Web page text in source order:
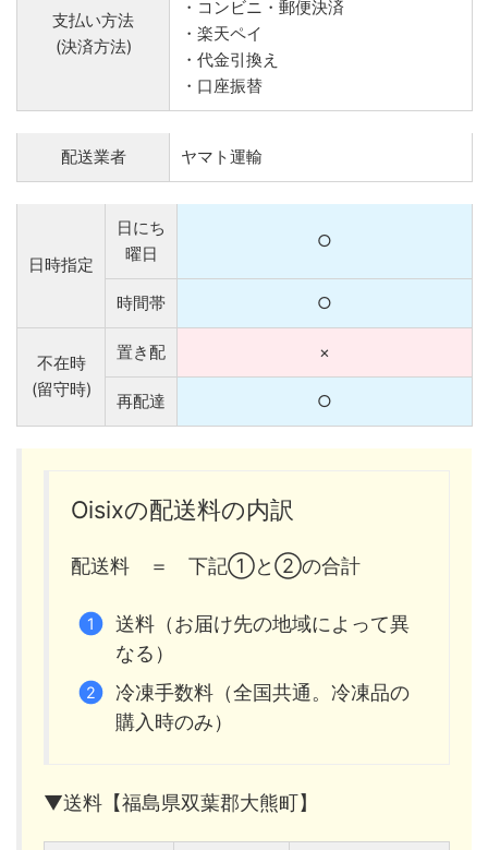
支払い方法
(決済方法)
・コンビニ・郵便決済
・楽天ペイ
・代金引換え
・口座振替
配送業者 ヤマト運輸
日時指定
日にち
曜日
○
時間帯 ○
不在時
(留守時)
置き配 ×
再配達 ○
Oisixの配送料の内訳
配送料 ＝ 下記①と②の合計
送料（お届け先の地域によって異
なる）
冷凍手数料（全国共通。冷凍品の
購入時のみ）
▼送料【福島県双葉郡大熊町】